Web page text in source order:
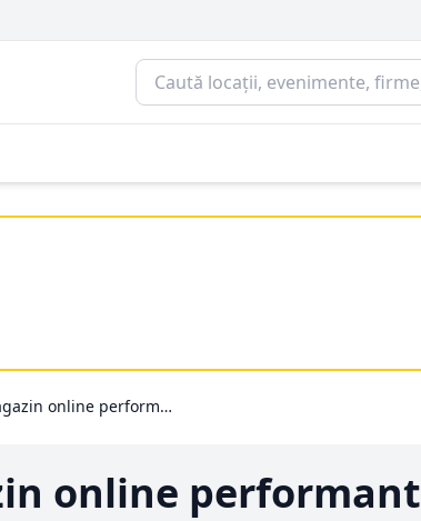
4 principii pentru un magazin online performant
online performant